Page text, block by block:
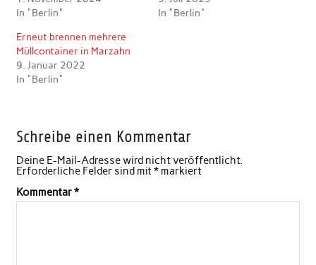
In "Berlin"
In "Berlin"
Erneut brennen mehrere
Müllcontainer in Marzahn
9. Januar 2022
In "Berlin"
Schreibe einen Kommentar
Deine E-Mail-Adresse wird nicht veröffentlicht.
Erforderliche Felder sind mit*markiert
Kommentar*